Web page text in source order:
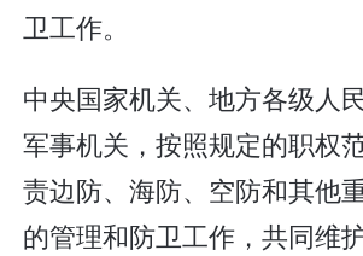
卫工作。
中央国家机关、地方各级人
军事机关，按照规定的职权
责边防、海防、空防和其他
的管理和防卫工作，共同维